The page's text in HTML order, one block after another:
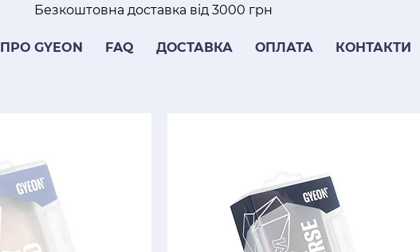
Безкоштовна доставка від 3000 грн
ПРО GYEON FAQ ДОСТАВКА ОПЛАТА КОНТАКТИ